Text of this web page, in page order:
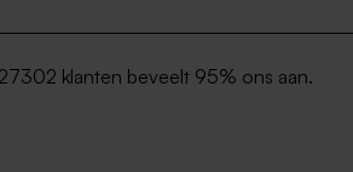
klanten beveelt 95% ons aan.